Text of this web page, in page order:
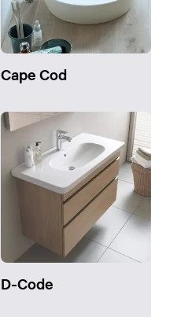
Cape Cod
D-Code